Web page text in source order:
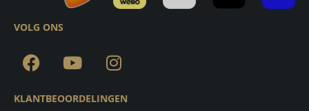
VOLG ONS
KLANTBEOORDELINGEN